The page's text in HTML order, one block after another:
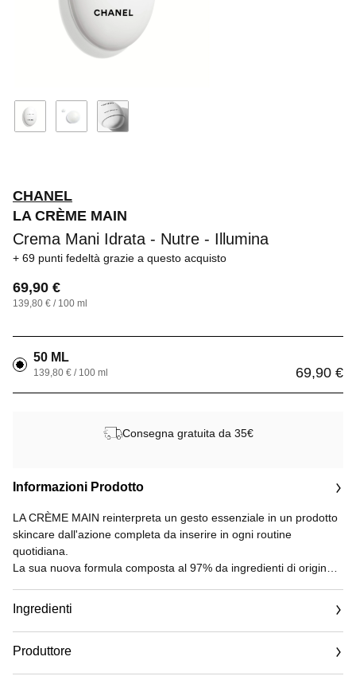
CHANEL
LA CRÈME MAIN
Crema Mani Idrata - Nutre - Illumina
69 punti fedeltà grazie a questo acquisto
69,90 €
139,80 € / 100 ml
50 ML
69,90 €
139,80 € / 100 ml
Consegna gratuita da 35€
Informazioni Prodotto
LA CRÈME MAIN reinterpreta un gesto essenziale in un prodotto
skincare dall'azione completa da inserire in ogni routine
quotidiana.
La sua nuova formula composta al 97% da ingredienti di origine
camelia, noti per le loro proprietà nutrienti e protettive.
Le mani sono idratate, la pelle è morbida e luminosa.
La sua consistenza leggera e setosa si assorbe istantaneamente
sulla pelle, lasciando le mani morbide e delicatamente profumate.
Ingredienti
Produttore